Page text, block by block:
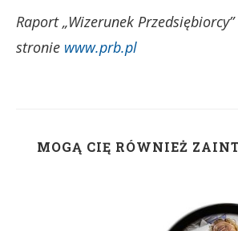
Raport „Wizerunek
stronie www.prb.pl
MOGĄ CIĘ RÓWNIEŻ